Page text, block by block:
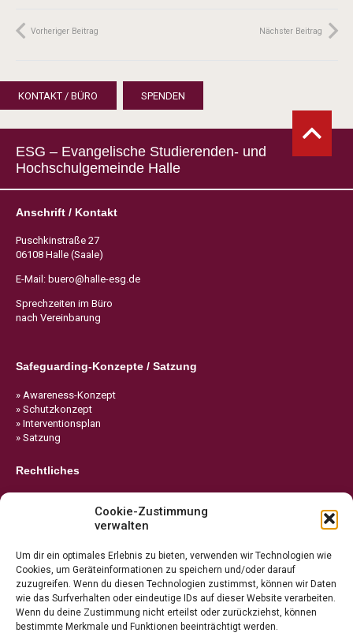
Cookie-Zustimmung
verwalten
Um dir ein optimales Erlebnis zu bieten, verwenden wir Technologien wie
Cookies, um Geräteinformationen zu speichern und/oder darauf
zuzugreifen. Wenn du diesen Technologien zustimmst, können wir Daten
wie das Surfverhalten oder eindeutige IDs auf dieser Website verarbeiten.
Wenn du deine Zustimmung nicht erteilst oder zurückziehst, können
bestimmte Merkmale und Funktionen beeinträchtigt werden.
Vorheriger Beitrag Nächster Beitrag
KONTAKT / BÜRO SPENDEN
ESG – Evangelische Studierenden- und
Hochschulgemeinde Halle
Anschrift / Kontakt
Puschkinstraße 27
06108 Halle (Saale)
E-Mail: buero@halle-esg.de
Sprechzeiten im Büro
nach Vereinbarung
Safeguarding-Konzepte / Satzung
» Awareness-Konzept
» Schutzkonzept
» Interventionsplan
» Satzung
Rechtliches
» Cookie-Richtlinie